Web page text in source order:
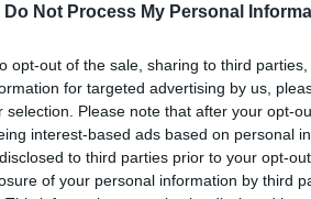
Do Not Process My Personal
opt-out of the sale, sharing to third
for targeted advertising by us,
selection. Please note that after your opt-
interest-based ads based on personal
to third parties prior to your opt-
of your personal information by third
προσπάθειες για τη
διανομής ηλεκτρικής
της παρεχόμενης